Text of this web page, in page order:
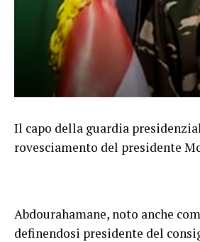
Il capo della guardia
rovesciamento del presidente
Abdourahamane, noto anche
definendosi presidente del